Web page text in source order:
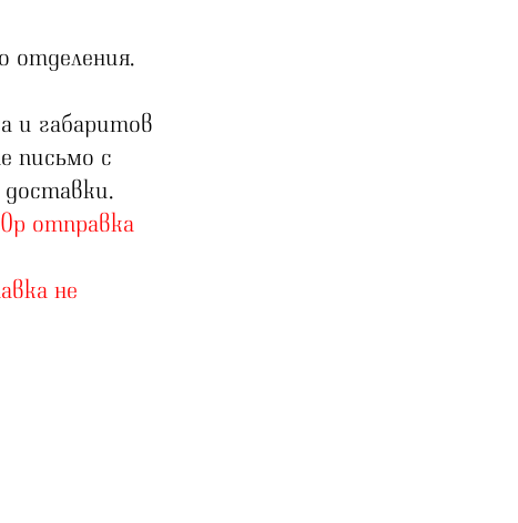
отделения.
и габаритов
письмо с
отправка
не